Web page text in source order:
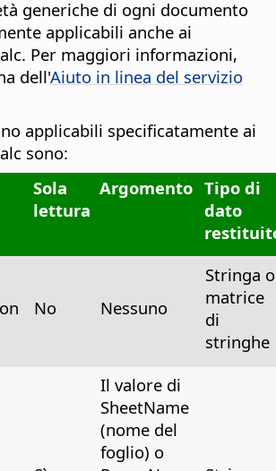
generiche di ogni documento
applicabili anche ai
Per maggiori informazioni,
dell'Aiuto in linea del servizio
applicabili specificatamente ai
sono:
Sola
lettura
Argomento Tipo di
dato
No Nessuno
Stringa o
matrice
di
stringhe
Il valore di
SheetName
(nome del
foglio) o